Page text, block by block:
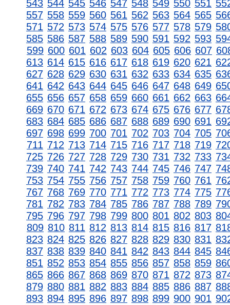
543 544 545 546 547 548 549 550 551
557 558 559 560 561 562 563 564 565
571 572 573 574 575 576 577 578 579
585 586 587 588 589 590 591 592 593
599 600 601 602 603 604 605 606 607
613 614 615 616 617 618 619 620 621
627 628 629 630 631 632 633 634 635
641 642 643 644 645 646 647 648 649
655 656 657 658 659 660 661 662 663
669 670 671 672 673 674 675 676 677
683 684 685 686 687 688 689 690 691
697 698 699 700 701 702 703 704 705
711 712 713 714 715 716 717 718 719
725 726 727 728 729 730 731 732 733
739 740 741 742 743 744 745 746 747
753 754 755 756 757 758 759 760 761
767 768 769 770 771 772 773 774 775
781 782 783 784 785 786 787 788 789
795 796 797 798 799 800 801 802 803
809 810 811 812 813 814 815 816 817
823 824 825 826 827 828 829 830 831
837 838 839 840 841 842 843 844 845
851 852 853 854 855 856 857 858 859
865 866 867 868 869 870 871 872 873
879 880 881 882 883 884 885 886 887
893 894 895 896 897 898 899 900 901